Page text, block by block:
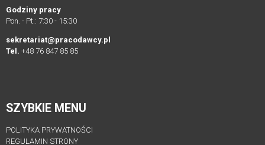
RP
Proces
legislacyjny
archiwum
KONSULTACJE
SPOŁECZNE
Godziny pracy
Pon. - Pt.: 7:30 - 15:30
sekretariat@pracodawcy.pl
Tel. +48 76 847 85 85
SZYBKIE MENU
POLITYKA PRYWATNOŚCI
REGULAMIN STRONY